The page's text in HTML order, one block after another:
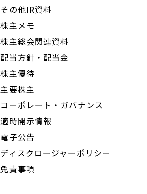
その他IR資料
株主メモ
株主総会関連資料
配当方針・配当金
株主優待
主要株主
コーポレート・ガバナンス
適時開示情報
電子公告
ディスクロージャーポリシー
免責事項